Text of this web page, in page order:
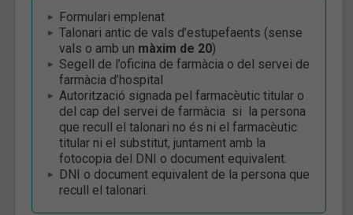
Formulari emplenat
Talonari antic de vals d’estupefaents (sense
vals o amb un màxim de 20)
Segell de l’oficina de farmàcia o del servei de
farmàcia d’hospital
Autorització signada pel farmacèutic titular o
del cap del servei de farmàcia si la persona
que recull el talonari no és ni el farmacèutic
titular ni el substitut, juntament amb la
fotocopia del DNI o document equivalent.
DNI o document equivalent de la persona que
recull el talonari.